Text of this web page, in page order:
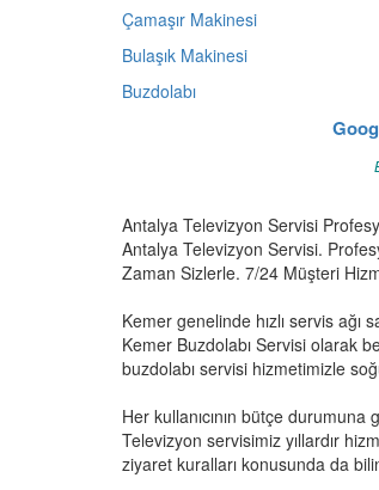
Çamaşır Makinesi
Bulaşık Makinesi
Buzdolabı
Antalya Televizyon Servisi
Antalya Televizyon Servisi.
Zaman Sizlerle. 7/24 Müşteri
Kemer genelinde hızlı servis ağı
Kemer Buzdolabı Servisi olarak
buzdolabı servisi hizmetimizle
Her kullanıcının bütçe
Televizyon servisimiz yıllardır
ziyaret kuralları konusunda da